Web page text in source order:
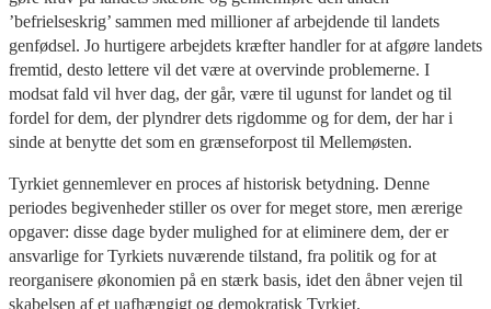
’befrielseskrig’ sammen med millioner af arbejdende til landets
genfødsel. Jo hurtigere arbejdets kræfter handler for at afgøre landets
fremtid, desto lettere vil det være at overvinde problemerne. I
modsat fald vil hver dag, der går, være til ugunst for landet og til
fordel for dem, der plyndrer dets rigdomme og for dem, der har i
sinde at benytte det som en grænseforpost til Mellemøsten.
Tyrkiet gennemlever en proces af historisk betydning. Denne
periodes begivenheder stiller os over for meget store, men ærerige
opgaver: disse dage byder mulighed for at eliminere dem, der er
ansvarlige for Tyrkiets nuværende tilstand, fra politik og for at
reorganisere økonomien på en stærk basis, idet den åbner vejen til
skabelsen af et uafhængigt og demokratisk Tyrkiet.